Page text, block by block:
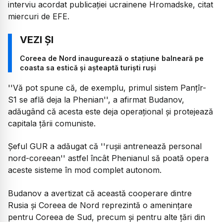
interviu acordat publicației ucrainene Hromadske, citat
miercuri de EFE.
Coreea de Nord inaugurează o stațiune balneară pe
coasta sa estică și așteaptă turiști ruși
''Vă pot spune că, de exemplu, primul sistem Panțîr-
S1 se află deja la Phenian'', a afirmat Budanov,
adăugând că acesta este deja operațional și protejează
capitala țării comuniste.
Șeful GUR a adăugat că ''rușii antrenează personal
nord-coreean'' astfel încât Phenianul să poată opera
aceste sisteme în mod complet autonom.
Budanov a avertizat că această cooperare dintre
Rusia și Coreea de Nord reprezintă o amenințare
pentru Coreea de Sud, precum și pentru alte țări din